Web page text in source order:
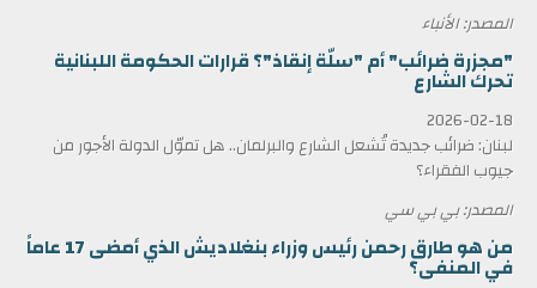
المصدر: الأنباء
"مجزرة ضرائب" أم "سلّة إنقاذ"؟ قرارات الحكومة اللبنانية
تحرك الشارع
2026-02-18
لبنان: ضرائب جديدة تُشعل الشارع والبرلمان.. هل تموّل الدولة الأجور من
جيوب الفقراء؟
المصدر: بي بي سي
من هو طارق رحمن رئيس وزراء بنغلاديش الذي أمضى 17 عاماً
في المنفى؟